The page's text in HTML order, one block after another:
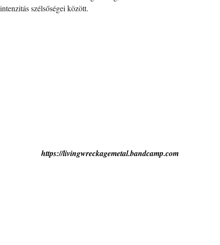
intenzitás szélsőségei között.
https://livingwreckagemetal.bandcamp.com